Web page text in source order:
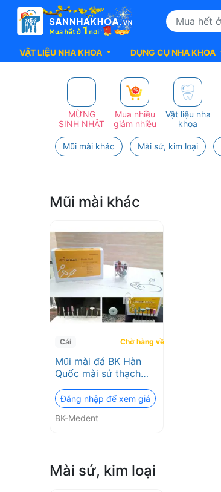
VẬT LIỆU NHA KHOA DỤNG CỤ NHA KHOA
Phẩm
MEDENT
Chất
lượng
2026
MỪNG
SINH NHẬT
Mua nhiều
giảm nhiều
Vật liệu nha
khoa
Mũi mài khác Mài sứ, kim loại
Mũi mài khác
Cái Chờ hàng về
Mũi mài đá BK Hàn
Quốc mài sứ thạch
Đăng nhập để xem giá
BK-Medent
Mài sứ, kim loại